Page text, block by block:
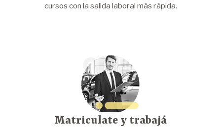
cursos con la salida laboral más rápida.
Matriculate y trabajá